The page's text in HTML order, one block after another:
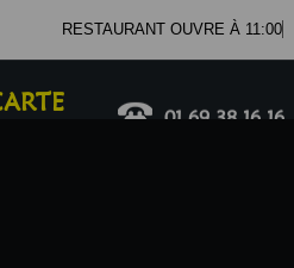
RESTAURANT OUVRE À 11:00